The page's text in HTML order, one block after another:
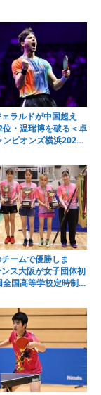
ラルドが中国超え
・温瑞博を破る＜卓
ピオンズ横浜2026
チームで優勝しま
ス大阪が女子団体初
国高等学校定時制通